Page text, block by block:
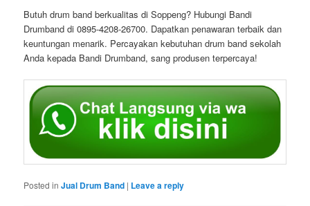
Butuh drum band berkualitas di Soppeng? Hubungi Bandi
Drumband di0895-4208-26700. Dapatkan penawaran terbaik dan
keuntungan menarik. Percayakan kebutuhan drum band sekolah
Anda kepada Bandi Drumband, sang produsen terpercaya!
Posted in Jual Drum Band | Leave a reply